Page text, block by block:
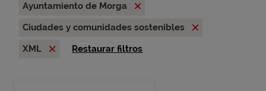
Ayuntamiento de Morga
Ciudades y comunidades sostenibles
XML
Restaurar filtros